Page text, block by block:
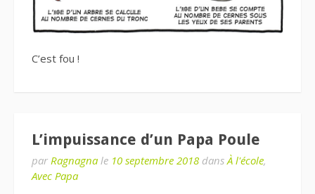
C’est fou !
L’impuissance d’un Papa Poule
par Ragnagna le 10 septembre 2018 dansÀ l'école,
Avec Papa